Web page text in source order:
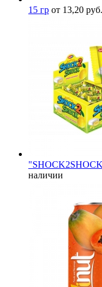
15 гр от 13,20
наличии